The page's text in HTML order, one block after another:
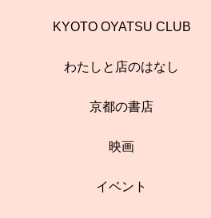
KYOTO OYATSU CLUB
わたしと店のはなし
京都の書店
映画
イベント